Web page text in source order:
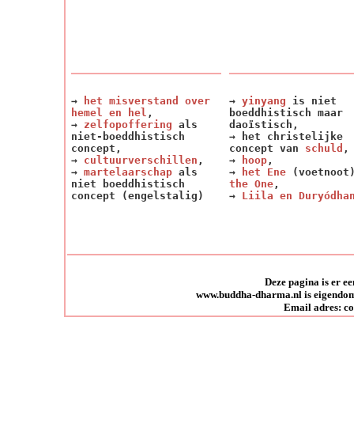
→
het misverstand over
hemel en hel ,
→ zelfopoffering als
niet-boeddhistisch
concept,
→ cultuurverschillen ,
→ martelaarschap als
niet boeddhistisch
concept (engelstalig)
→ yinyang is niet
boeddhistisch maar
daoïstisch,
→ het christelijke
concept van schuld ,
→
hoop ,
→
het Ene
the One ,
→ Liila en
Deze pagina is er
www.buddha-dharma.nl is
Email adres: